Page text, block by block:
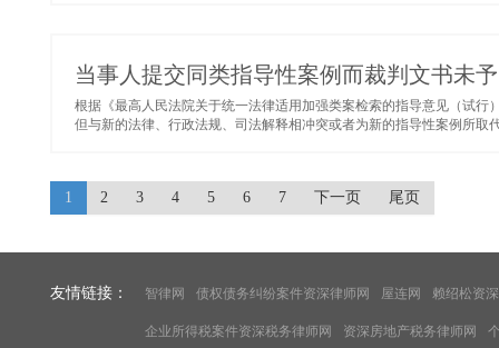
当事人提交同类指导性案例而裁判文书未
根据《最高人民法院关于统一法律适用加强类案检索的指导意见（试
但与新的法律、行政法规、司法解释相冲突或者为新的指导性案例所取
1 2 3 4 5 6 7 下一页 尾页
友情链接： 智律网 债权债务纠纷案件资深律师网 屋连网 赖绍松资
企业所得税案件资深税务律师网 资深房地产税务律师网